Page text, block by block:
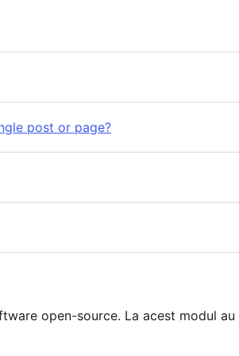
post or page?
open-source. La acest modul